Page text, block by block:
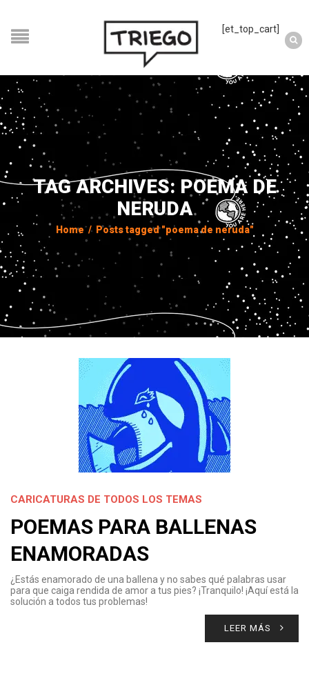
[et_top_cart]
TAG ARCHIVES: POEMA DE
NERUDA
Home / Posts tagged "poema de neruda"
CARICATURAS DE TODOS LOS TEMAS
POEMAS PARA BALLENAS
ENAMORADAS
¿Estás enamorado de una ballena y no sabes qué palabras usar
para que caiga rendida de amor a tus pies? ¡Tranquilo! ¡Aquí está la
solución a todos tus problemas!
LEER MÁS